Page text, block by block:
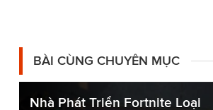
BÀI CÙNG CHUYÊN MỤC
Nhà Phát Triển Fortnite Loại